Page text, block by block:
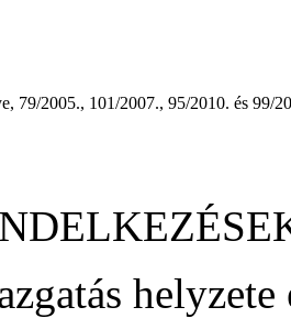
79/2005., 101/2007., 95/2010. és 99/
helyzete